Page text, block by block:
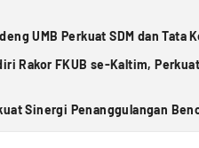
UMB Perkuat SDM dan Tata
Rakor FKUB se-Kaltim,
Sinergi Penanggulangan